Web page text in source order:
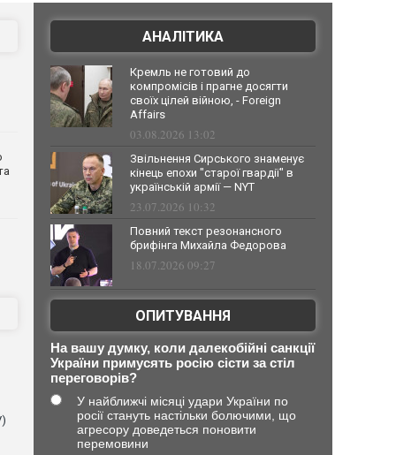
АНАЛІТИКА
Кремль не готовий до
компромісів і прагне досягти
своїх цілей війною, - Foreign
Affairs
03.08.2026 13:02
Звільнення Сирського знаменує
кінець епохи "старої гвардії" в
українській армії — NYT
23.07.2026 10:32
Повний текст резонансного
брифінга Михайла Федорова
18.07.2026 09:27
ОПИТУВАННЯ
На вашу думку, коли далекобійні санкції
України примусять росію сісти за стіл
переговорів?
У найближчі місяці удари України по
росії стануть настільки болючими, що
агресору доведеться поновити
перемовини